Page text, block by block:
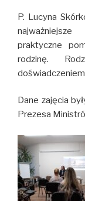
P. Lucyna
praktyczne
rodzinę.
Dane zajęcia
Prezesa